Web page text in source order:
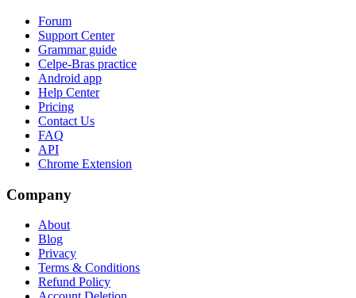
Forum
Support Center
Grammar guide
Celpe-Bras practice
Android app
Help Center
Pricing
Contact Us
FAQ
API
Chrome Extension
Company
About
Blog
Privacy
Terms & Conditions
Refund Policy